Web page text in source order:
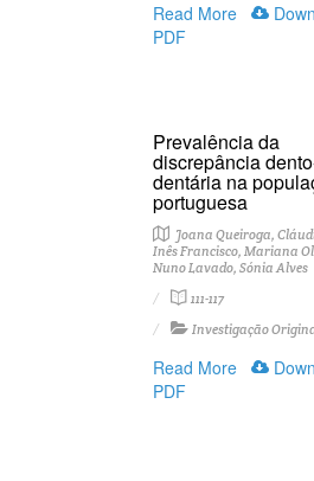
Read More
PDF
Prevalência da
discrepância
dentária na
portuguesa
Joana Queiroga,
Inês Francisco, Mariana
Nuno Lavado, Sónia Alves
111-117
Investigação
Read More
PDF